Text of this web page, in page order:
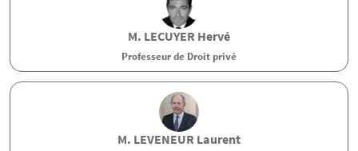
M. LECUYER Hervé
Professeur de Droit privé
M. LEVENEUR Laurent